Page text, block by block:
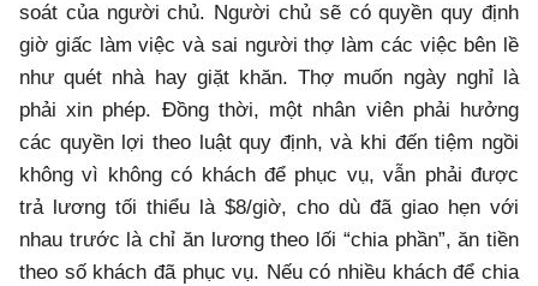
soát của người chủ. Người chủ sẽ có quyền quy định
giờ giấc làm việc và sai người thợ làm các việc bên lề
như quét nhà hay giặt khăn. Thợ muốn ngày nghỉ là
phải xin phép. Đồng thời, một nhân viên phải hưởng
các quyền lợi theo luật quy định, và khi đến tiệm ngồi
không vì không có khách để phục vụ, vẫn phải được
trả lương tối thiểu là $8/giờ, cho dù đã giao hẹn với
nhau trước là chỉ ăn lương theo lối “chia phần”, ăn tiền
theo số khách đã phục vụ. Nếu có nhiều khách để chia